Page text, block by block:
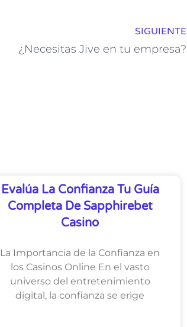
SIGUIENTE
¿Necesitas Jive en tu empresa?
Evalúa La Confianza Tu Guía
Completa De Sapphirebet
Casino
La Importancia de la Confianza en
los Casinos Online En el vasto
universo del entretenimiento
digital, la confianza se erige